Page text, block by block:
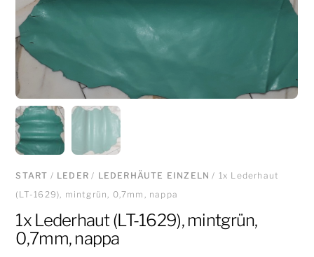
START / LEDER / LEDERHÄUTE EINZELN / 1x Lederhaut
(LT-1629), mintgrün, 0,7mm, nappa
1x Lederhaut (LT-1629), mintgrün,
0,7mm, nappa